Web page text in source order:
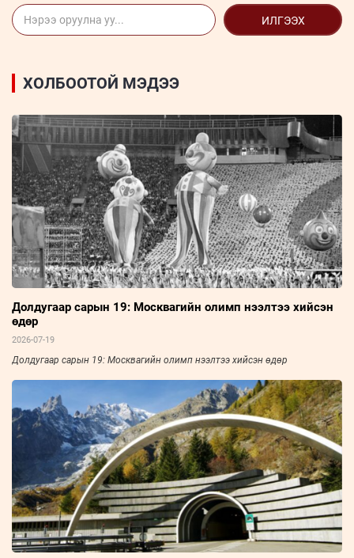
ИЛГЭЭХ
ХОЛБООТОЙ МЭДЭЭ
Долдугаар сарын 19: Москвагийн олимп нээлтээ хийсэн
өдөр
2026-07-19
Долдугаар сарын 19: Москвагийн олимп нээлтээ хийсэн өдөр